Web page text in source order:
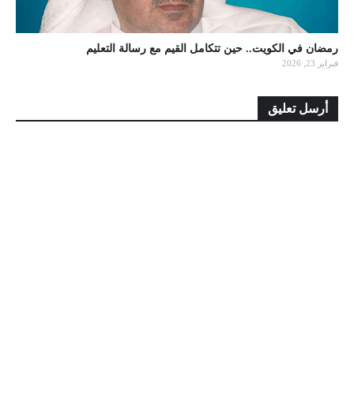
رمضان في الكويت.. حين تتكامل القيم مع رسالة التعليم
فبراير 23, 2026
أرسل تعليق